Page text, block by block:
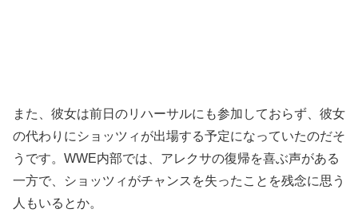
また、彼女は前日のリハーサルにも参加しておらず、彼女
の代わりにショッツィが出場する予定になっていたのだそ
うです。WWE内部では、アレクサの復帰を喜ぶ声がある
一方で、ショッツィがチャンスを失ったことを残念に思う
人もいるとか。